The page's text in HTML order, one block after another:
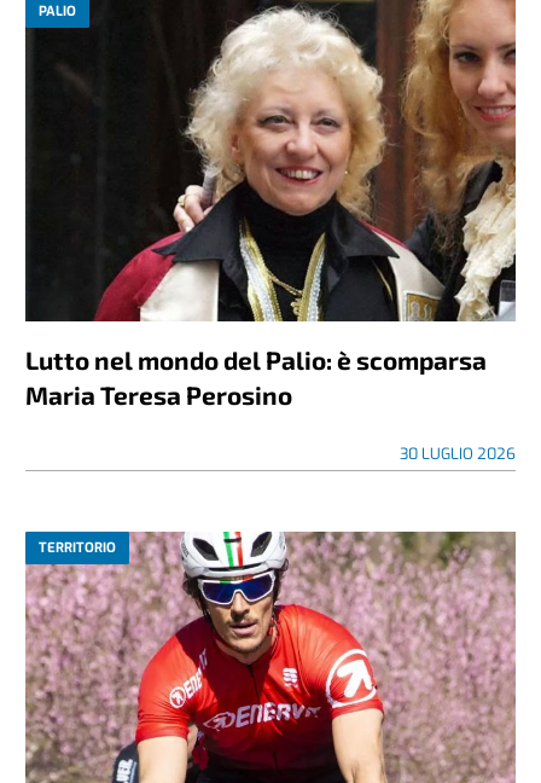
PALIO
Lutto nel mondo del Palio: è scomparsa
Maria Teresa Perosino
30 LUGLIO 2026
TERRITORIO